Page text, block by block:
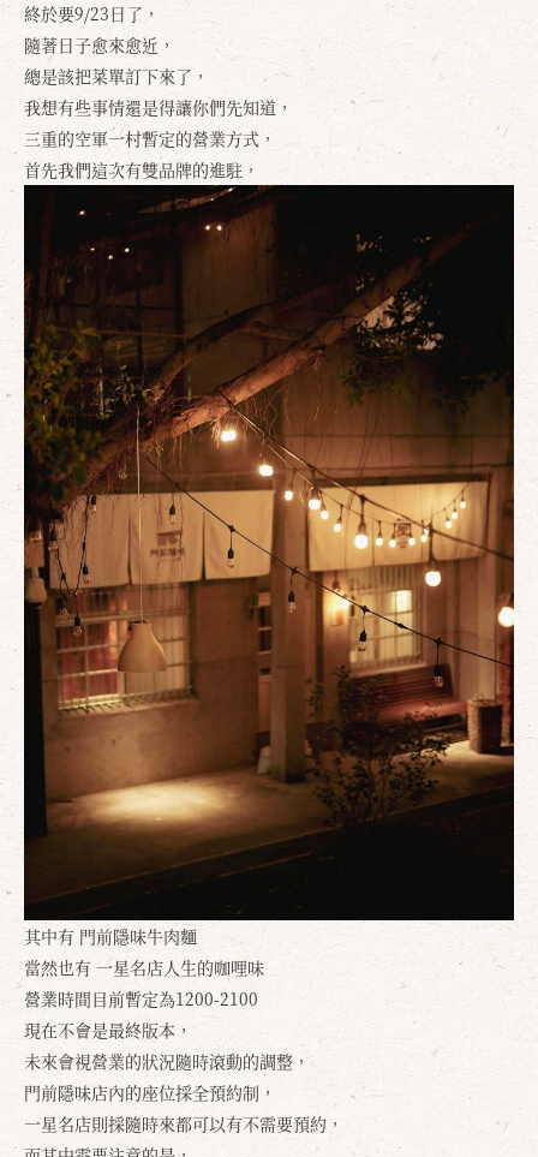
終於要9/23日了，
隨著日子愈來愈近，
總是該把菜單訂下來了，
我想有些事情還是得讓你們先知道，
三重的空軍一村暫定的營業方式，
首先我們這次有雙品牌的進駐，
其中有 門前隱味牛肉麵
當然也有 一星名店人生的咖哩味
營業時間目前暫定為1200-2100
現在不會是最終版本，
未來會視營業的狀況隨時滾動的調整，
門前隱味店內的座位採全預約制，
一星名店則採隨時來都可以有不需要預約，